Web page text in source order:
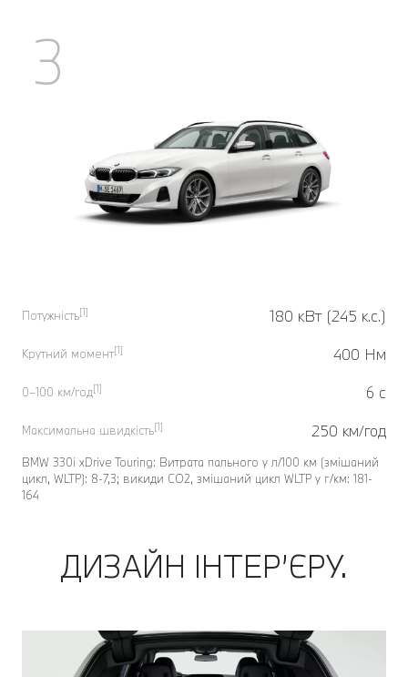
3
Потужність[1] 180 кВт (245 к.с.)
Крутний момент[1] 400 Нм
0–100 км/год[1] 6 с
Максимальна швидкість[1] 250 км/год
BMW 330i xDrive Touring: Витрата пального у л/100 км (змішаний
цикл, WLTP): 8-7,3; викиди CO2, змішаний цикл WLTP у г/км: 181-
164
ДИЗАЙН ІНТЕР’ЄРУ.